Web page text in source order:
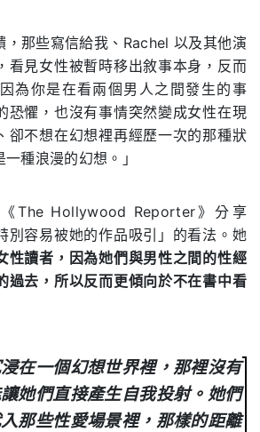
，那些寫信給我、Rachel 以及其他演
看見女性被暫時移出敘事本身，反而
為你是在看兩個男人之間發生的事
恐懼，也沒有事情突然變成女性在現
卻不想在幻想裡再經歷一次的那種狀
種浪漫的幻想。」
The Hollywood Reporter》分享
別容易被她的作品吸引」的看法。她
性讀者，因為她們與男性之間的性經
過去，所以反而更傾向於不在書中看
浸在一個幻想世界裡，那裡沒有
她們直接產生自我投射。她們
那些性愛場景裡，那樣的距離